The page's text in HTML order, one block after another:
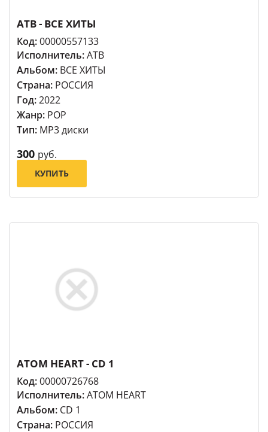
ATB - ВСЕ ХИТЫ
Код:00000557133
Исполнитель:ATB
Альбом: ВСЕ ХИТЫ
Страна: РОССИЯ
Год:2022
Жанр: POP
Тип: MP3 диски
300 руб.
КУПИТЬ
ATOM HEART - CD 1
Код:00000726768
Исполнитель:ATOM HEART
Альбом: CD 1
Страна: РОССИЯ